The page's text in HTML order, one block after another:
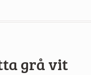
grå vit